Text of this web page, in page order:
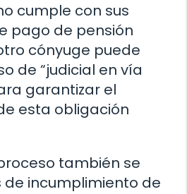
cumple con sus
pago de pensión
cónyuge puede
de “judicial en vía
garantizar el
esta obligación
también se
de incumplimiento de